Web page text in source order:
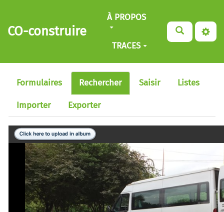
Aller au contenu principal
CO-construire
À PROPOS
TRACES
Formulaires Rechercher Saisir Listes
Importer Exporter